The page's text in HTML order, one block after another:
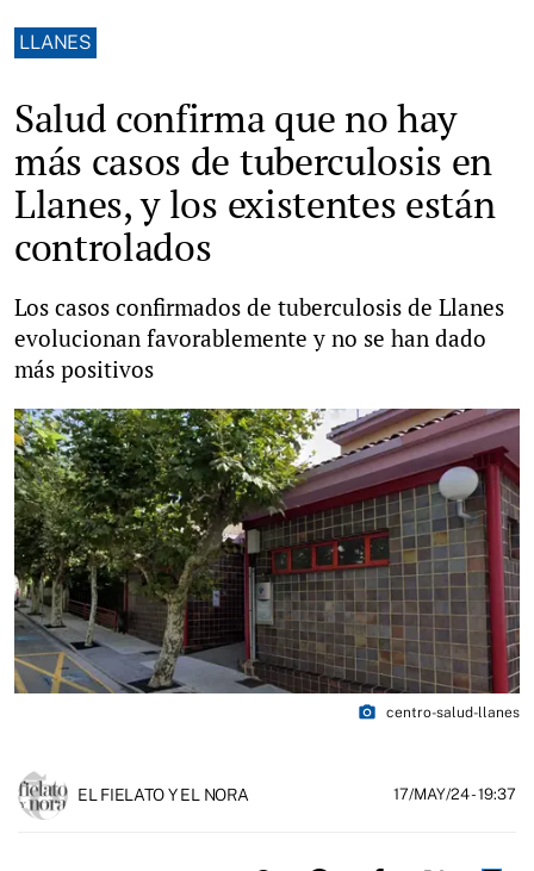
LLANES
Salud confirma que no hay
más casos de tuberculosis en
Llanes, y los existentes están
controlados
Los casos confirmados de tuberculosis de Llanes
evolucionan favorablemente y no se han dado
más positivos
photo_camera centro-salud-llanes
EL FIELATO Y EL NORA 17/MAY/24- 19:37